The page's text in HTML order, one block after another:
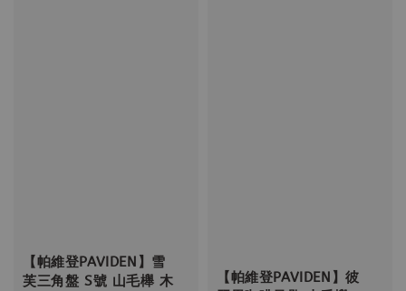
【帕維登PAVIDEN】雪
芙三角盤 S號 山毛櫸 木
【帕維登PAVIDEN】彼